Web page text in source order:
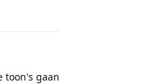
toon's gaan